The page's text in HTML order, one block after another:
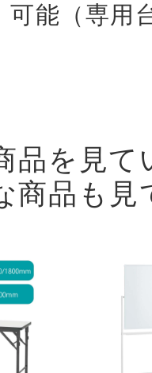
可能（専用
品を見て
商品も見